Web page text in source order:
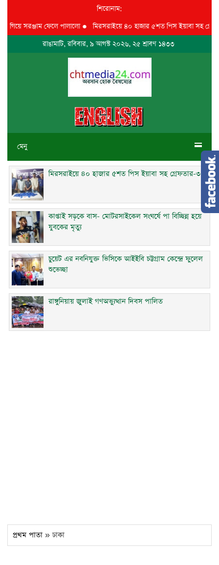
শিরোনাম:
সরঞ্জাম ফেলে পালালো● মিরসরাইয়ে ৪০ হাজার ৫শত পিস ইয়াবা সহ
রাঙামাটি, রবিবার, ৯ আগস্ট ২০২৬, ২৫ শ্রাবণ ১৪৩৩
মেনু
মিরসরাইয়ে ৪০ হাজার ৫শত পিস ইয়াবা সহ গ্রেফতার-৩
কাপ্তাই সড়কে বাস- মোটরসাইকেল সংঘর্ষে পা বিচ্ছিন্ন হয়ে
যুবকের মৃত্যু
চুয়েট এর নবনিযুক্ত ভিসিকে আইইবি চট্টগ্রাম কেন্দ্রে ফুলেল
শুভেচ্ছা
রাঙ্গুনিয়ায় জুলাই গণঅভ্যুত্থান দিবস পালিত
প্রথম পাতা » ঢাকা